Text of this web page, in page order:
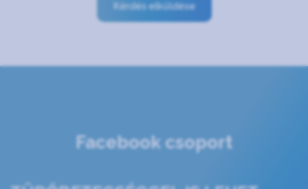
Kérdés elküldése
Facebook csoport